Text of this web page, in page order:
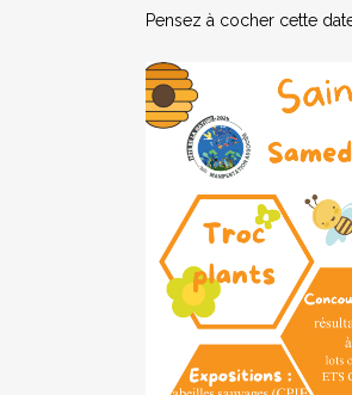
Séjours
Pensez à cocher cette